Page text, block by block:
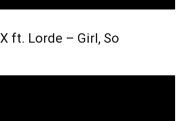
ft. Lorde – Girl, So